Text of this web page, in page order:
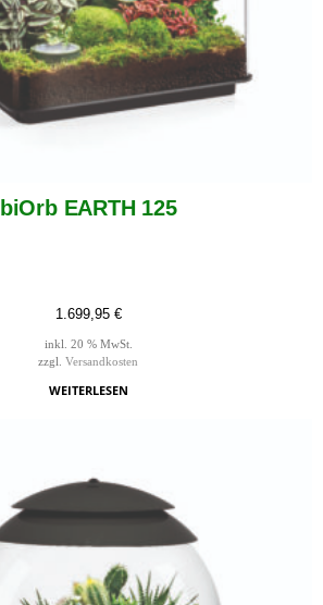
biOrb EARTH 125
1.699,95 €
inkl. 20 % MwSt.
zzgl.Versandkosten
WEITERLESEN